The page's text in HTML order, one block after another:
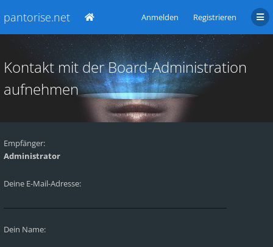
pantorise.net Anmelden Registrieren
Kontakt mit der Board-Administration
aufnehmen
Empfänger:
Administrator
Deine E-Mail-Adresse:
Dein Name: